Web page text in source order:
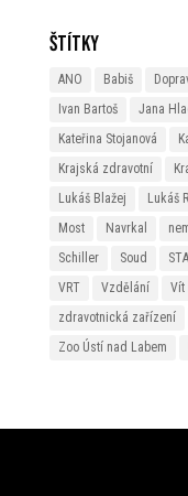
Štítky
ANO Babiš
Ivan Bartoš
Jana
Kateřina Stojanová
Krajská zdravotní
Lukáš Blažej
Lukáš
Most
Navrkal
Schiller
Soud
VRT
Vzdělání Vít
zdravotnická zařízení
Zoo Ústí nad Labem